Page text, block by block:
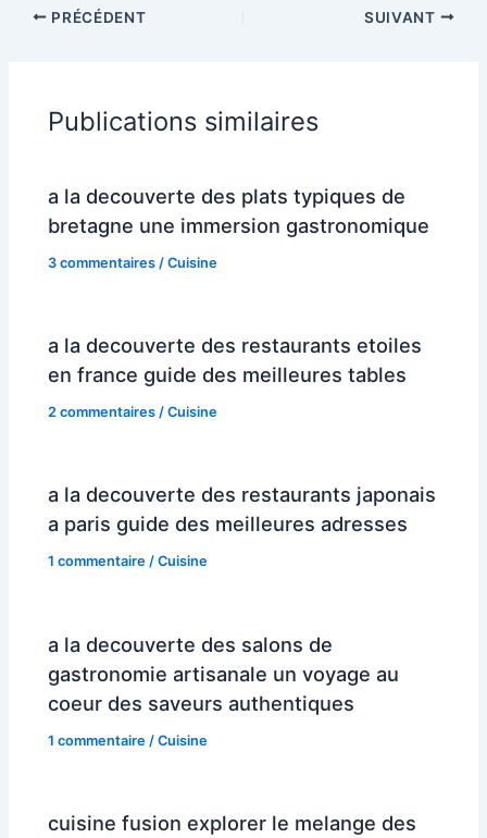
PRÉCÉDENT SUIVANT
Publications similaires
a la decouverte des plats typiques de
bretagne une immersion gastronomique
3 commentaires /Cuisine
a la decouverte des restaurants etoiles
en france guide des meilleures tables
2 commentaires /Cuisine
a la decouverte des restaurants japonais
a paris guide des meilleures adresses
1 commentaire /Cuisine
a la decouverte des salons de
gastronomie artisanale un voyage au
coeur des saveurs authentiques
1 commentaire /Cuisine
cuisine fusion explorer le melange des